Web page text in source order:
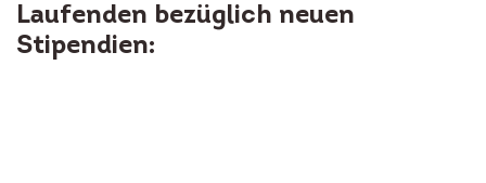
Laufenden bezüglich neuen
Stipendien: